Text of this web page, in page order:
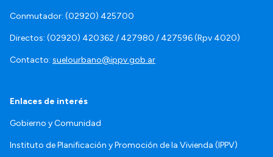
Conmutador: (02920) 425700
Directos: (02920) 420362 / 427980 / 427596 (Rpv 4020)
Contacto: suelourbano@ippv.gob.ar
Enlaces de interés
Gobierno y Comunidad
Instituto de Planificación y Promoción de la Vivienda (IPPV)